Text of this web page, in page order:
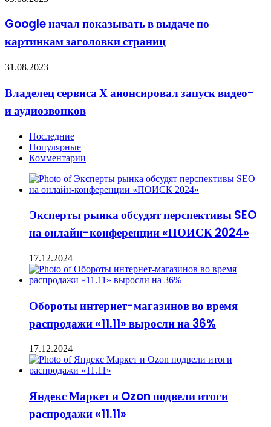
показывать
в
выдаче
картинкам
Google начал показывать в выдаче по
картинкам заголовки страниц
Владелец
Х
анонсировал
запуск
и аудиозвонков
31.08.2023
Владелец сервиса Х анонсировал запуск видео-
и аудиозвонков
Последние
Популярные
Комментарии
Эксперты рынка обсудят перспективы SEO
на онлайн-конференции «ПОИСК 2024»
17.12.2024
Обороты интернет-магазинов во время
распродажи «11.11» выросли на 36%
17.12.2024
Яндекс Маркет и Ozon подвели итоги
распродажи «11.11»